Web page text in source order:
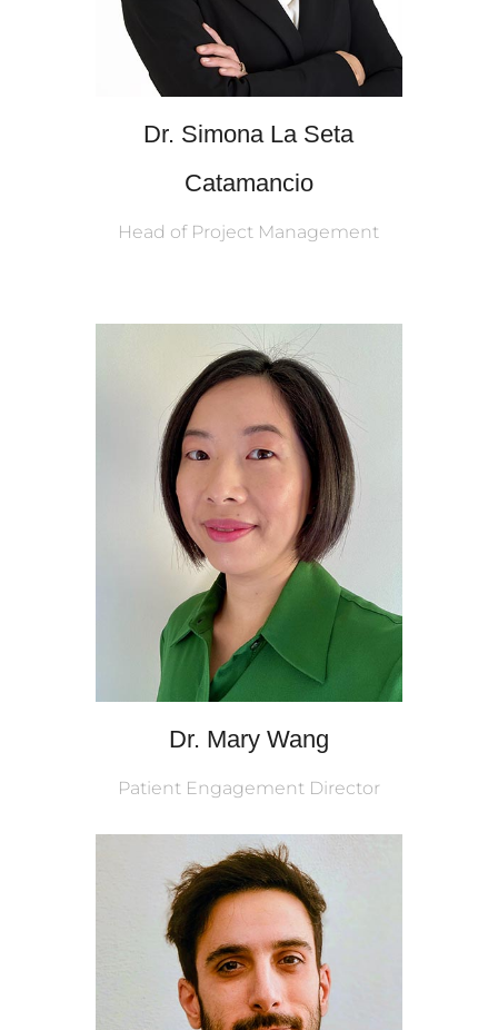
Dr. Simona La Seta
Catamancio
Head of Project Management
Dr. Mary Wang
Patient Engagement Director